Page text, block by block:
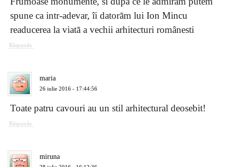
spune ca intr-adevar, îi datorãm lui Ion Mincu
readucerea la viatã a vechii arhitecturi românesti
Răspunde
maria
26 iulie 2016 - 17:44:56
Toate patru cavouri au un stil arhitectural deosebit!
Răspunde
miruna